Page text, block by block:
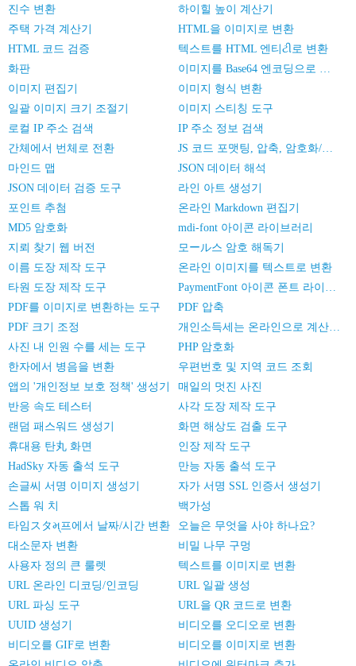
진수 변환
하이힐 높이 계산기
주택 가격 계산기
HTML을 이미지로 변환
HTML 코드 검증
텍스트를 HTML 엔티ટી로 변환
화판
이미지를 Base64 엔코딩으로 변환
이미지 편집기
이미지 형식 변환
일괄 이미지 크기 조절기
이미지 스티칭 도구
로컬 IP 주소 검색
IP 주소 정보 검색
간체에서 번체로 전환
JS 코드 포맷팅, 압축, 암호화/난독화
마인드 맵
JSON 데이터 해석
JSON 데이터 검증 도구
라인 아트 생성기
포인트 추첨
온라인 Markdown 편집기
MD5 암호화
mdi-font 아이콘 라이브러리
지뢰 찾기 웹 버전
모ール스 암호 해독기
이름 도장 제작 도구
온라인 이미지를 텍스트로 변환
타원 도장 제작 도구
PaymentFont 아이콘 폰트 라이브러리
PDF를 이미지로 변환하는 도구
PDF 압축
PDF 크기 조정
개인소득세는 온라인으로 계산한다
사진 내 인원 수를 세는 도구
PHP 암호화
한자에서 병음을 변환
우편번호 및 지역 코드 조회
앱의 '개인정보 보호 정책' 생성기
매일의 멋진 사진
반응 속도 테스터
사각 도장 제작 도구
랜덤 패스워드 생성기
화면 해상도 검출 도구
휴대용 탄丸 화면
인장 제작 도구
HadSky 자동 출석 도구
만능 자동 출석 도구
손글씨 서명 이미지 생성기
자가 서명 SSL 인증서 생성기
스톱 워 치
백가성
타임スタમ્프에서 날짜/시간 변환
오늘은 무엇을 사야 하나요?
대소문자 변환
비밀 나무 구멍
사용자 정의 큰 룰렛
텍스트를 이미지로 변환
URL 온라인 디코딩/인코딩
URL 일괄 생성
URL 파싱 도구
URL을 QR 코드로 변환
UUID 생성기
비디오를 오디오로 변환
비디오를 GIF로 변환
비디오를 이미지로 변환